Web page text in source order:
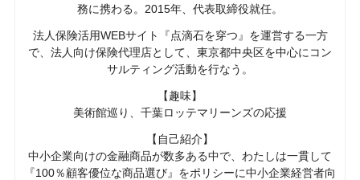
務に携わる。2015年、代表取締役就任。
法人保険活用WEBサイト『点滴石を穿つ』を運営する一方
で、法人向け保険代理店として、東京都中央区を中心にコン
サルティング活動を行なう。
【趣味】
美術館巡り、千葉ロッテマリーンズの応援
【自己紹介】
中小企業向けの金融商品が数多ある中で、わたしは一貫して
『100％顧客優位な商品選び』をポリシーに中小企業経営者向